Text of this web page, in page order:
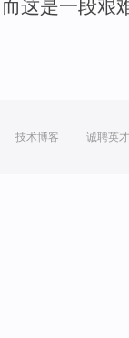
而这是一段艰
技术博客 诚聘英才